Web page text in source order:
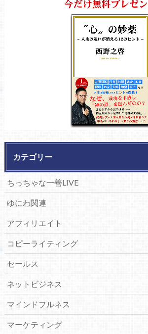
カテゴリー
ちっちゃな一善LIVE
ゆにわ関連
アフィリエイト
コピーライティング
セールス
ネットビジネス
マインドフルネス
マーケティング